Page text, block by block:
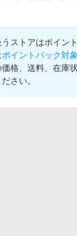
ストアはポイン
ポイントバック対
価格、送料、在庫
さい。